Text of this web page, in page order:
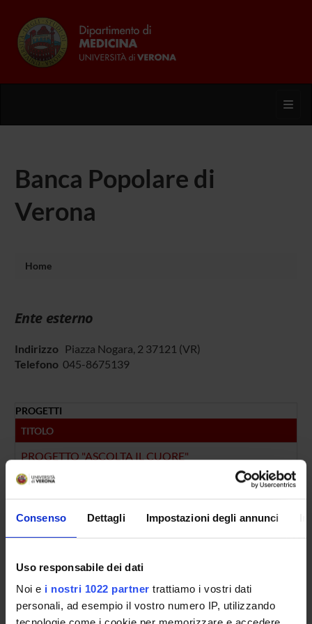
Consenso Dettagli Impostazioni degli annunci
Uso responsabile dei dati
Noi e i nostri 1022 partner trattiamo i vostri dati
personali, ad esempio il vostro numero IP, utilizzando
Banca Popolare di
Verona
Home
Ente esterno
IndirizzoPiazza Nogara, 2 37121 (VR)
Telefono045-8675139
PROGETTI
TITOLO
PROGETTO "ASCOLTA IL CUORE"
Nefrolitiasi calcica e ostepatie associate: studio delle
NUMERO FINANZIAMENTI
ANNO
NUMERO
2011
2005 1